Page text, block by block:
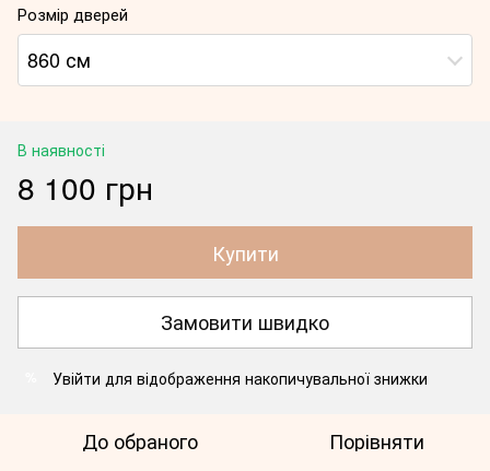
Розмір дверей
860 см
В наявності
8 100 грн
Купити
Замовити швидко
Увійти для відображення накопичувальної знижки
До обраного Порівняти